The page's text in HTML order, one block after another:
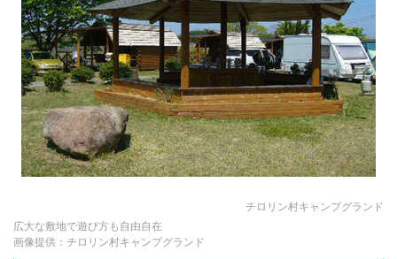
チロリン村キャンプグランド
広大な敷地で遊び方も自由自在
画像提供：チロリン村キャンプグランド